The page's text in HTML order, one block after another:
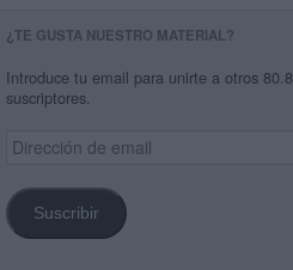
¿TE GUSTA NUESTRO MATERIAL?
Introduce tu email para unirte a otros
suscriptores.
Dirección
de
Suscribir